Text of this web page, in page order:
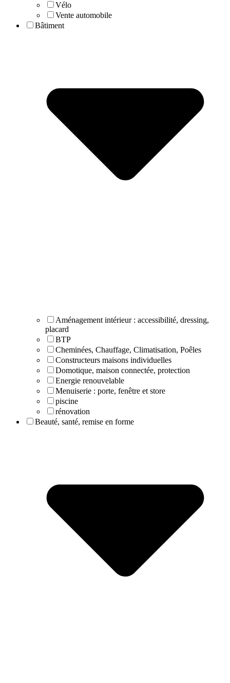
Vélo
Vente automobile
Bâtiment
Aménagement intérieur : accessibilité, dressing,
placard
BTP
Cheminées, Chauffage, Climatisation, Poêles
Constructeurs maisons individuelles
Domotique, maison connectée, protection
Energie renouvelable
Menuiserie : porte, fenêtre et store
piscine
rénovation
Beauté, santé, remise en forme